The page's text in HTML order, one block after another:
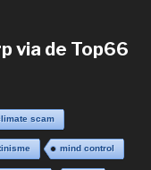
via de Top66
scam
mind control